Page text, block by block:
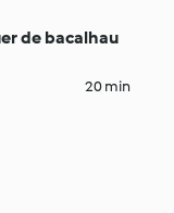
de bacalhau
20 min